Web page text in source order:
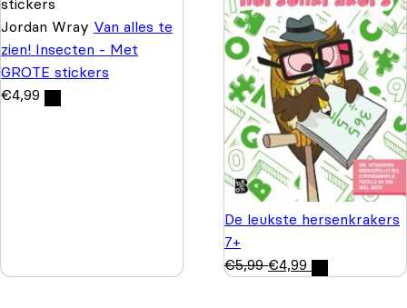
Jordan Wray Van alles te
zien! Insecten - Met
GROTE stickers
€4,99
De leukste hersenkrakers
7+
€5,99 €4,99